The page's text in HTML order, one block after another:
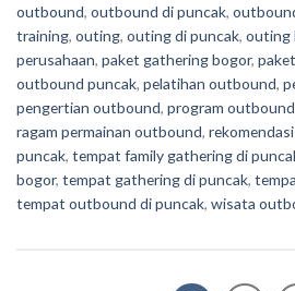
outbound, outbound di puncak,
training, outing, outing di puncak, outing
perusahaan, paket gathering bogor,
outbound puncak, pelatihan outbound,
pengertian outbound, program outbound
ragam permainan outbound,
puncak, tempat family gathering di
bogor, tempat gathering di puncak,
tempat outbound di puncak, wisata